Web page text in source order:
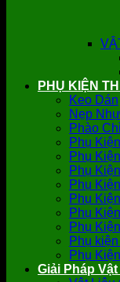
PHỤ KIỆN
Keo Dán
Nẹp
Phào
Phụ
Phụ
Phụ
Phụ
Phụ
Phụ
Phụ
Phụ
Phụ
Giải Pháp